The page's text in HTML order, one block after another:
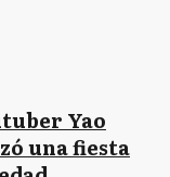
Yao
una fiesta